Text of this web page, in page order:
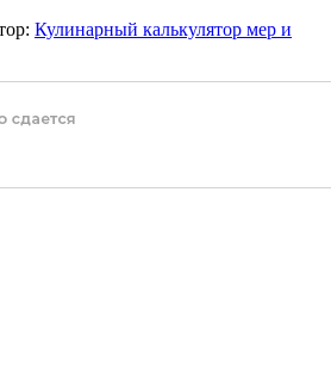
Кулинарный калькулятор мер и